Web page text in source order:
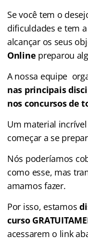
Se você tem o
dificuldades e tem
alcançar os seus
Online preparou
A nossa equipe
nas principais
nos concursos de
Um material
começar a se
Nós poderíamos
como esse, mas
amamos fazer.
Por isso, estamos
curso
acessarem o link